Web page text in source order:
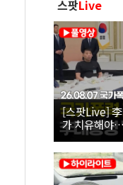
스팟Live
[스팟Live]
가 치유해야
26.08.07 국